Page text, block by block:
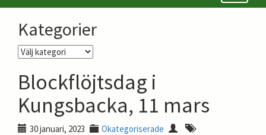
meny
Kategorier
Kategorier
Blockflöjtsdag i
Kungsbacka, 11 mars
30 januari, 2023 Okategoriserade